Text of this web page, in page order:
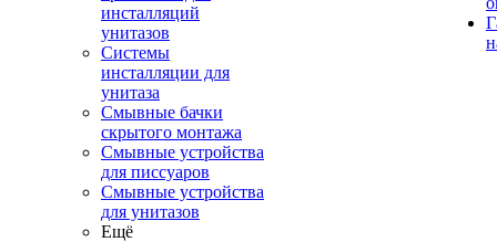
инсталляций
унитазов
Системы
инсталляции для
унитаза
Смывные бачки
скрытого монтажа
Смывные устройства
для писсуаров
Смывные устройства
для унитазов
Ещё